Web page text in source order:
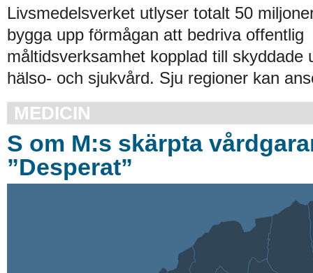
Livsmedelsverket utlyser totalt 50
bygga upp förmågan att bedriva offentlig
måltidsverksamhet kopplad till skyddade
hälso- och sjukvård. Sju regioner kan
MEDICIN
S om M:s skärpta
”Desperat”